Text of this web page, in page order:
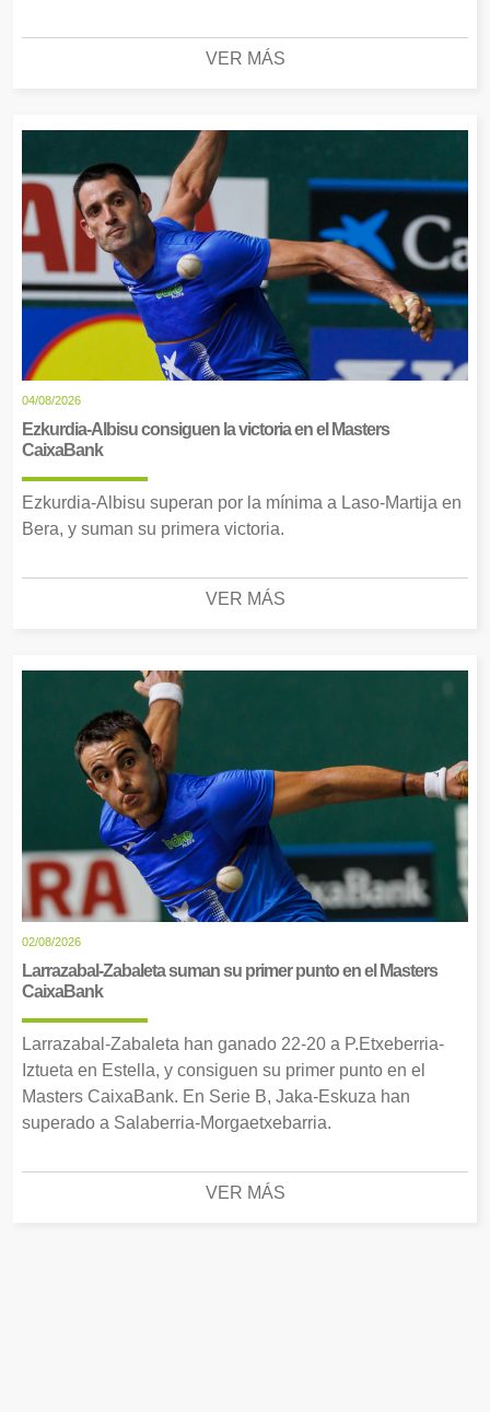
VER MÁS
04/08/2026
Ezkurdia-Albisu consiguen la victoria en el Masters
CaixaBank
Ezkurdia-Albisu superan por la mínima a Laso-Martija en
Bera, y suman su primera victoria.
VER MÁS
02/08/2026
Larrazabal-Zabaleta suman su primer punto en el Masters
CaixaBank
Larrazabal-Zabaleta han ganado 22-20 a P.Etxeberria-
Iztueta en Estella, y consiguen su primer punto en el
Masters CaixaBank. En Serie B, Jaka-Eskuza han
superado a Salaberria-Morgaetxebarria.
VER MÁS